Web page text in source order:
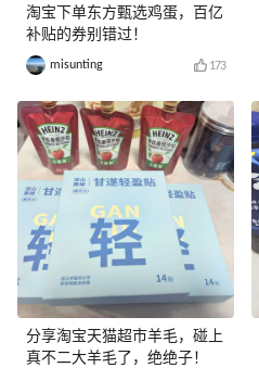
淘宝下单东方甄选鸡蛋，百亿
补贴的券别错过！
misunting 173
分享淘宝天猫超市羊毛，碰上
真不二大羊毛了，绝绝子！